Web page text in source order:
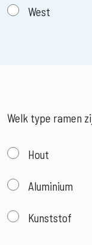
West
Welk type ramen
Hout
Aluminium
Kunststof